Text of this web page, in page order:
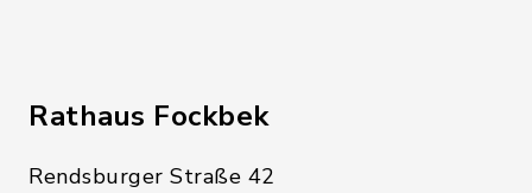
Rathaus Fockbek
Rendsburger Straße 42